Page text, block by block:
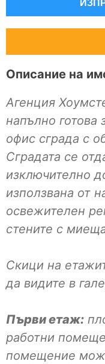
Описание на
Агенция
напълно готова
офис сграда с
Сградата се
изключително
използвана от
освежителен
стените с
Скици на
да видите в
Първи етаж:
работни
помещение